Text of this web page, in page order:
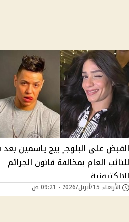
القبض على البلوجر بيج ياسمين بعد
للنائب العام بمخالفة قانون الجرائم
الإلكترونية
الأربعاء 15/أبريل/2026 - 09:21 ص